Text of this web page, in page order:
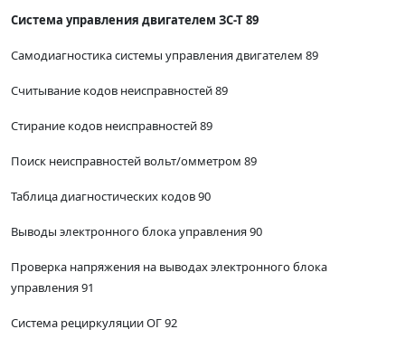
Система управления двигателем ЗС-Т 89
Самодиагностика системы управления двигателем 89
Считывание кодов неисправностей 89
Стирание кодов неисправностей 89
Поиск неисправностей вольт/омметром 89
Таблица диагностических кодов 90
Выводы электронного блока управления 90
Проверка напряжения на выводах электронного блока
управления 91
Система рециркуляции ОГ 92